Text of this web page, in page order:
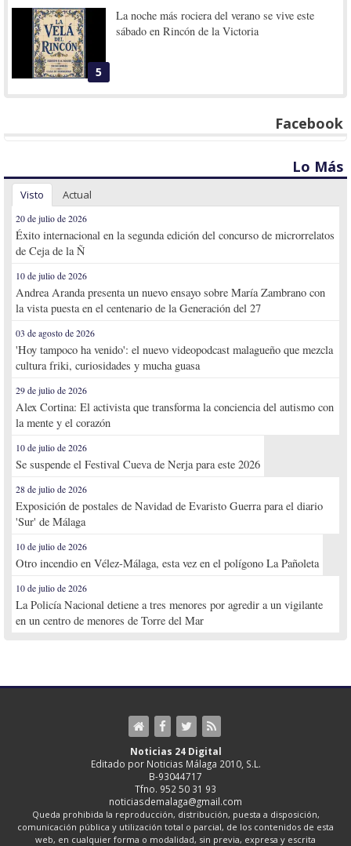
5
La noche más rociera del verano se vive este
sábado en Rincón de la Victoria
Facebook
Lo Más
Visto Actual
20 de julio de 2026
Éxito internacional en la segunda edición del concurso de microrrelatos
de Ceja de la Ñ
10 de julio de 2026
Andrea Aranda presenta un nuevo ensayo sobre María Zambrano con
la vista puesta en el centenario de la Generación del 27
03 de agosto de 2026
'Hoy tampoco ha venido': el nuevo videopodcast malagueño que mezcla
cultura friki, curiosidades y mucha guasa
29 de julio de 2026
Alex Cortina: El activista que transforma la conciencia del autismo con
la mente y el corazón
10 de julio de 2026
Se suspende el Festival Cueva de Nerja para este 2026
28 de julio de 2026
Exposición de postales de Navidad de Evaristo Guerra para el diario
'Sur' de Málaga
10 de julio de 2026
Otro incendio en Vélez-Málaga, esta vez en el polígono La Pañoleta
10 de julio de 2026
La Policía Nacional detiene a tres menores por agredir a un vigilante
en un centro de menores de Torre del Mar
Noticias 24 Digital
Editado por Noticias Málaga 2010, S.L.
B-93044717
Tfno. 952 50 31 93
noticiasdemalaga@gmail.com
Queda prohibida la reproducción, distribución, puesta a disposición,
comunicación pública y utilización total o parcial, de los contenidos de esta
web, en cualquier forma o modalidad, sin previa, expresa y escrita